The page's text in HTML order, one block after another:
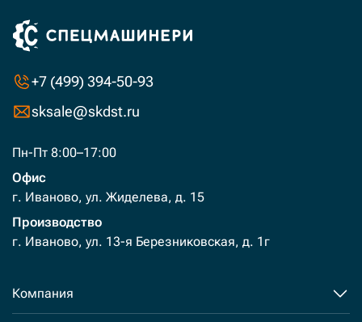
+7 (499) 394-50-93
sksale@skdst.ru
Пн-Пт 8:00–17:00
Офис
г. Иваново, ул. Жиделева, д. 15
Производство
г. Иваново, ул. 13-я Березниковская, д. 1г
Компания